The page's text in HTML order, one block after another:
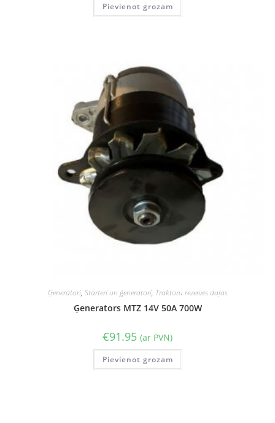
Pievienot grozam
Ģeneratori, Starteri un ģeneratori, Traktoru rezerves daļas
Ģenerators MTZ 14V 50A 700W
€91.95 (ar PVN)
Pievienot grozam